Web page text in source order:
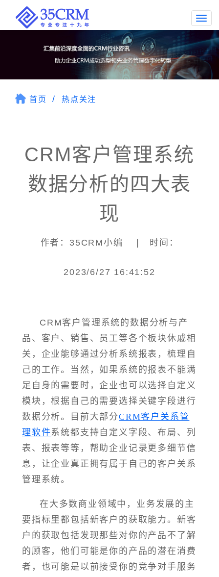
首页 热点关注
CRM客户管理系统
数据分析的四大表
现
作者：35CRM小编 | 时间：
2023/6/27 16:41:52
CRM客户管理系统的数据分析与产
品、客户、销售、员工等各个板块休戚相
关，企业能够通过分析系统报表，梳理自
己的工作。当然，如果系统的报表不能满
足自身的需要时，企业也可以选择自定义
模块，根据自己的需要选择关键字段进行
数据分析。目前大部分CRM客户关系管
理软件系统都支持自定义字段、布局、列
表、报表等等，帮助企业记录更多细节信
息，让企业真正拥有属于自己的客户关系
管理系统。
在大多数商业领域中，业务发展的主
要指标里都包括新客户的获取能力。新客
户的获取包括发现那些对你的产品不了解
的顾客，他们可能是你的产品的潜在消费
者，也可能是以前接受你的竞争对手服务